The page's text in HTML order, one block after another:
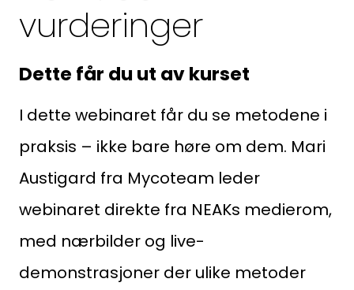
vurderinger
Dette får du ut av kurset
I dette webinaret får du se metodene i
praksis – ikke bare høre om dem. Mari
Austigard fra Mycoteam leder
webinaret direkte fra NEAKs medierom,
med nærbilder og live-
demonstrasjoner der ulike metoder
Telefon
Firma
Adresse
Postnr
Poststed